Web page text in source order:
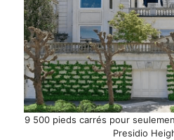
9 500 pieds carrés pour
Presidio